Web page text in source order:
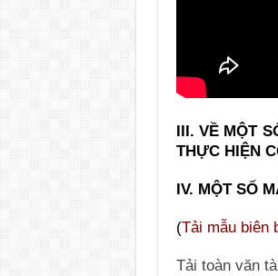
III. VỀ MỘT
THỰC HIỆN
IV. MỘT SỐ
(Tải mẫu biên
Tải toàn văn